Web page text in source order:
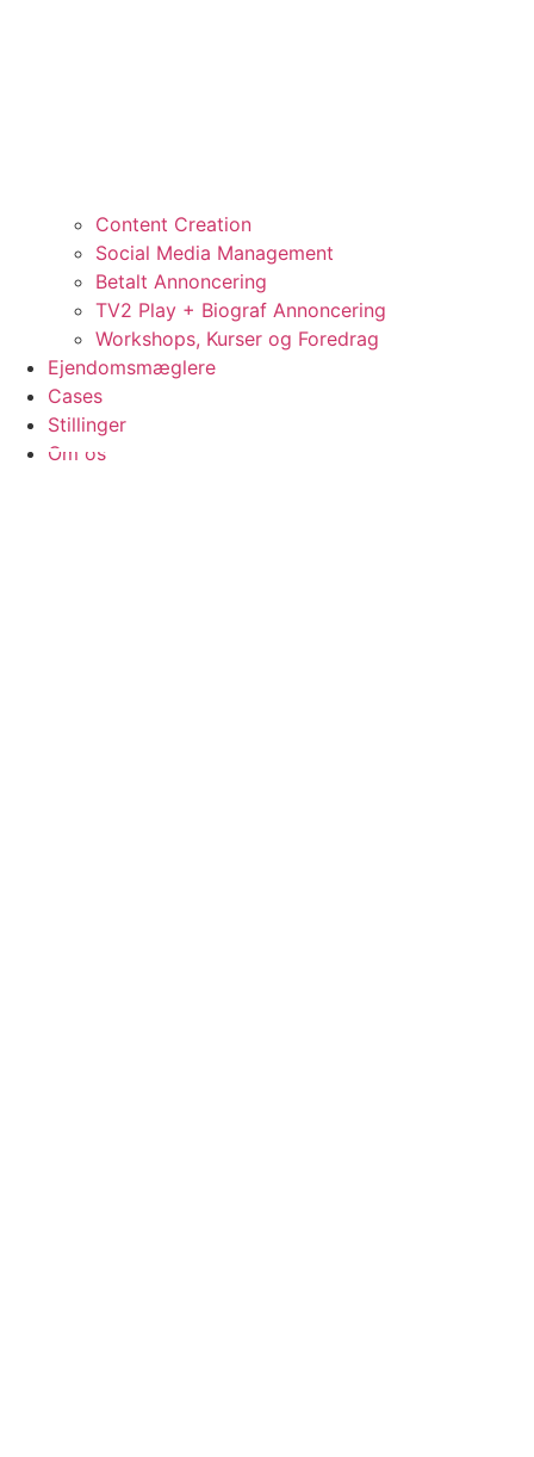
Content Creation
Social Media Management
Betalt Annoncering
TV2 Play + Biograf Annoncering
Workshops, Kurser og Foredrag
Ejendomsmæglere
Cases
Stillinger
Om os